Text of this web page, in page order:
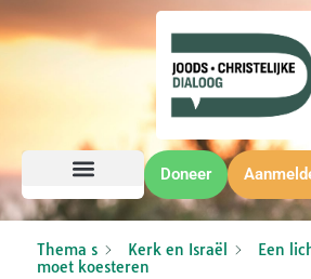
Doneer
Thema s Kerk en Israël
Een
moet koesteren